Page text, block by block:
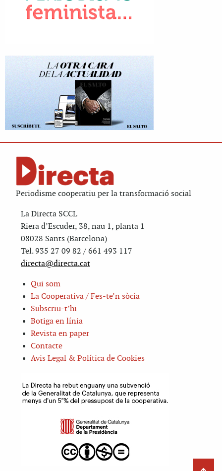
Periodisme cooperatiu per la transformació social
La Directa SCCL
Riera d’Escuder, 38, nau 1, planta 1
08028 Sants (Barcelona)
Tel. 935 27 09 82 / 661 493 117
directa@directa.cat
Qui som
La Cooperativa / Fes-te’n sòcia
Subscriu-t’hi
Botiga en línia
Revista en paper
Contacte
Avis Legal & Política de Cookies